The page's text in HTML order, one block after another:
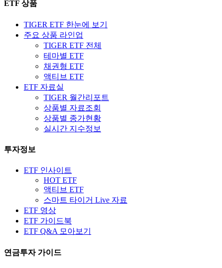
ETF 상품
TIGER ETF 한눈에 보기
주요 상품 라인업
TIGER ETF 전체
테마별 ETF
채권형 ETF
액티브 ETF
ETF 자료실
TIGER 월간리포트
상품별 자료조회
상품별 종가현황
실시간 지수정보
투자정보
ETF 인사이트
HOT ETF
액티브 ETF
스마트 타이거 Live 자료
ETF 영상
ETF 가이드북
ETF Q&A 모아보기
연금투자 가이드